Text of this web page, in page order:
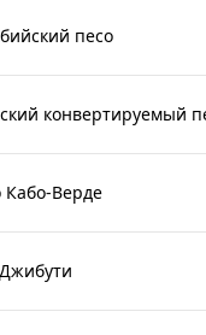
песо
конвертируемый
Кабо-Верде